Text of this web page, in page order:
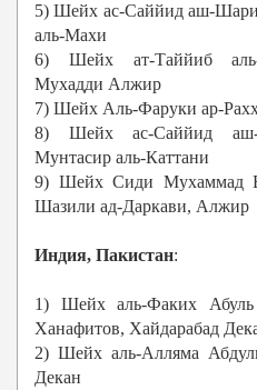
5) Шейх ас-Саййид аш-
аль-Махи
6) Шейх ат-Таййиб аль-
Мухадди Алжир
7) Шейх Аль-Фаруки ар-
8) Шейх ас-Саййид
Мунтасир аль-Каттани
9) Шейх Сиди Мухаммад
Шазили ад-Даркави, Алжир
Индия, Пакистан:
1) Шейх аль-Факих
Ханафитов, Хайдарабад
2) Шейх аль-Алляма
Декан